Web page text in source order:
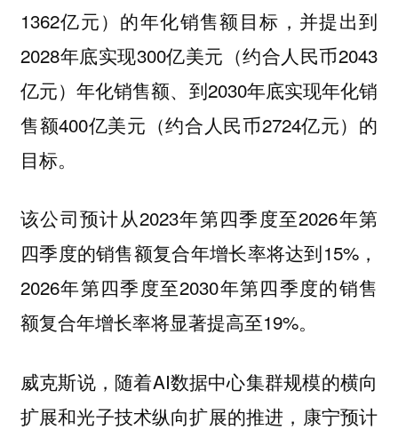
1362亿元）的年化销售额目标，并提出到
2028年底实现300亿美元（约合人民币2043
亿元）年化销售额、到2030年底实现年化销
售额400亿美元（约合人民币2724亿元）的
目标。
该公司预计从2023年第四季度至2026年第
四季度的销售额复合年增长率将达到15%，
2026年第四季度至2030年第四季度的销售
额复合年增长率将显著提高至19%。
威克斯说，随着AI数据中心集群规模的横向
扩展和光子技术纵向扩展的推进，康宁预计